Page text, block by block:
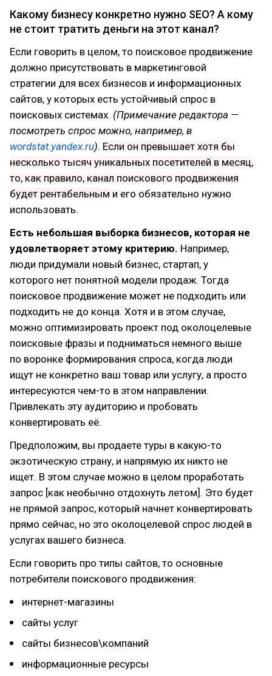
Какому бизнесу конкретно нужно SEO? А кому
не стоит тратить деньги на этот канал?
Если говорить в целом, то поисковое продвижение
должно присутствовать в маркетинговой
стратегии для всех бизнесов и информационных
сайтов, у которых есть устойчивый спрос в
поисковых системах. (Примечание редактора —
посмотреть спрос можно, например, в
wordstat.yandex.ru). Если он превышает хотя бы
несколько тысяч уникальных посетителей в месяц,
то, как правило, канал поискового продвижения
будет рентабельным и его обязательно нужно
использовать.
Есть небольшая выборка бизнесов, которая не
удовлетворяет этому критерию. Например,
люди придумали новый бизнес, стартап, у
которого нет понятной модели продаж. Тогда
поисковое продвижение может не подходить или
подходить не до конца. Хотя и в этом случае,
можно оптимизировать проект под околоцелевые
поисковые фразы и подниматься немного выше
по воронке формирования спроса, когда люди
ищут не конкретно ваш товар или услугу, а просто
интересуются чем-то в этом направлении.
Привлекать эту аудиторию и пробовать
конвертировать её.
Предположим, вы продаете туры в какую-то
экзотическую страну, и напрямую их никто не
ищет. В этом случае можно в целом проработать
запрос [как необычно отдохнуть летом]. Это будет
не прямой запрос, который начнет конвертировать
прямо сейчас, но это околоцелевой спрос людей в
услугах вашего бизнеса.
Если говорить про типы сайтов, то основные
потребители поискового продвижения:
интернет-магазины
сайты услуг
сайты бизнесов\компаний
информационные ресурсы